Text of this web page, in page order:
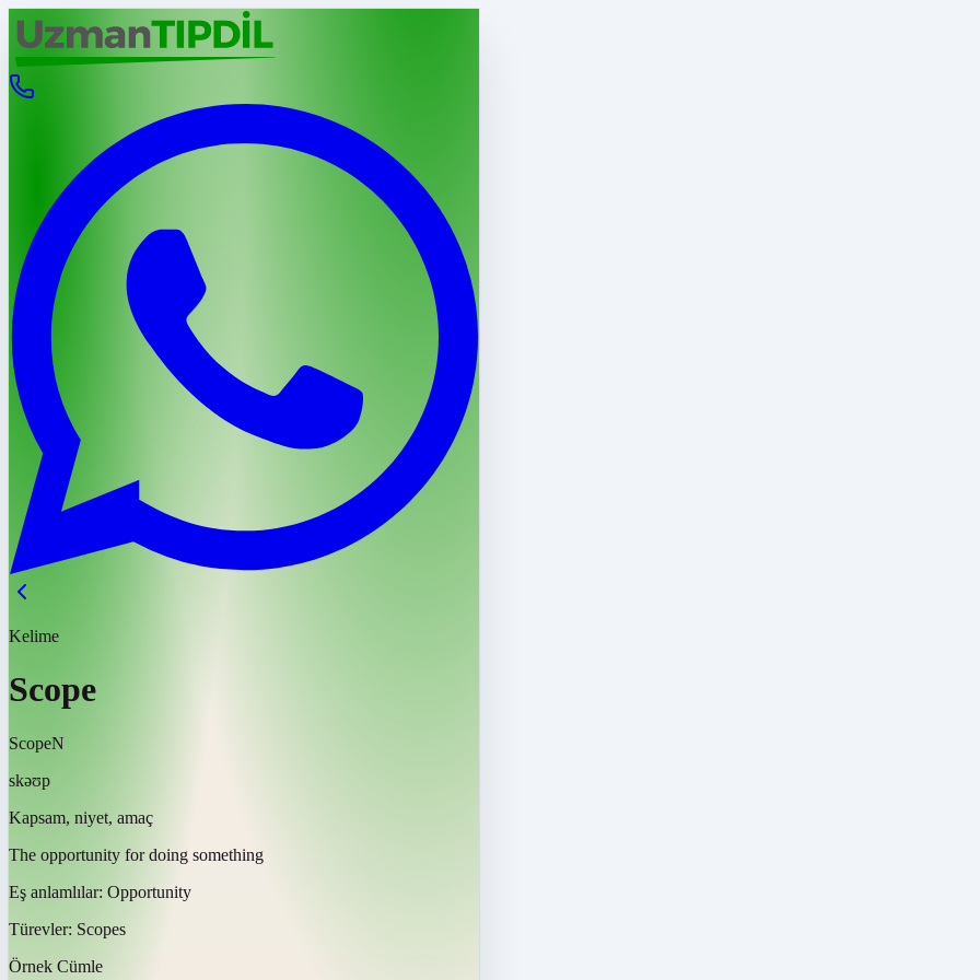
Kelime
Scope
ScopeN
skəʊp
Kapsam, niyet, amaç
The opportunity for doing something
Eş anlamlılar: Opportunity
Türevler: Scopes
Örnek Cümle